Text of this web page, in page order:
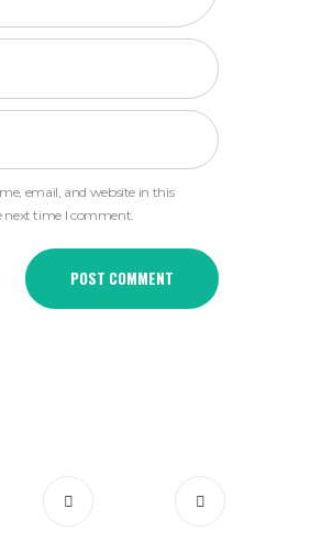
email, and website in this
next time I comment.